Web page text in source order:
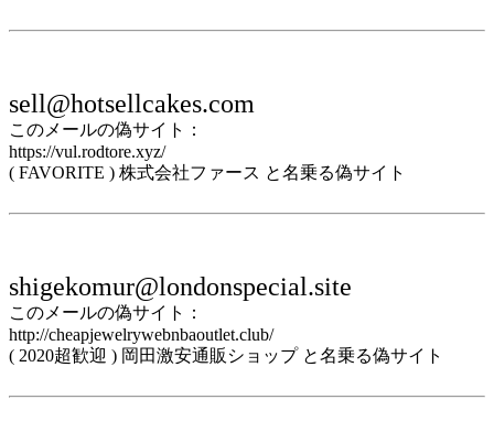
sell@hotsellcakes.com
このメールの偽サイト：
https://vul.rodtore.xyz/
( FAVORITE ) 株式会社ファース と名乗る偽サイト
shigekomur@londonspecial.site
このメールの偽サイト：
http://cheapjewelrywebnbaoutlet.club/
( 2020超歓迎 ) 岡田激安通販ショップ と名乗る偽サイト